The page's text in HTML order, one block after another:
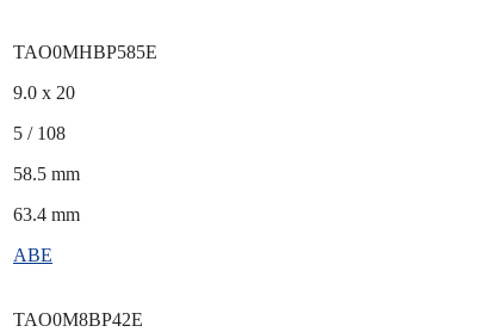
TAO0MHBP585E
9.0 x 20
5 / 108
58.5 mm
63.4 mm
ABE
TAO0M8BP42E